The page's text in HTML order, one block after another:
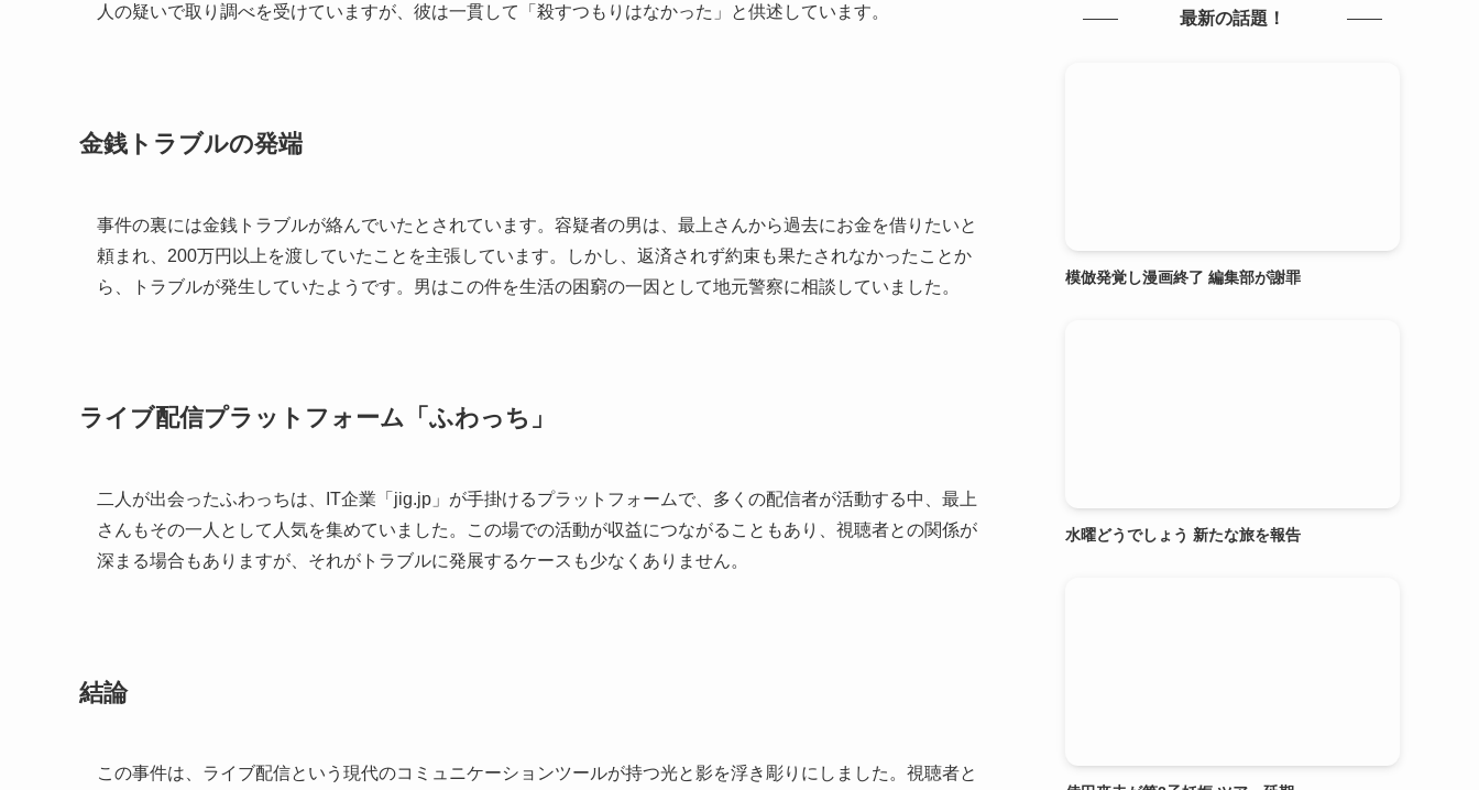
人の疑いで取り調べを受けていますが、彼は一貫して「殺すつもりはなかった」と供述しています。
金銭トラブルの発端
事件の裏には金銭トラブルが絡んでいたとされています。容疑者の男は、最上さんから過去にお金を借りたいと
頼まれ、200万円以上を渡していたことを主張しています。しかし、返済されず約束も果たされなかったことか
ら、トラブルが発生していたようです。男はこの件を生活の困窮の一因として地元警察に相談していました。
ライブ配信プラットフォーム「ふわっち」
二人が出会ったふわっちは、IT企業「jig.jp」が手掛けるプラットフォームで、多くの配信者が活動する中、最上
さんもその一人として人気を集めていました。この場での活動が収益につながることもあり、視聴者との関係が
深まる場合もありますが、それがトラブルに発展するケースも少なくありません。
結論
この事件は、ライブ配信という現代のコミュニケーションツールが持つ光と影を浮き彫りにしました。視聴者と
最新の話題！
模倣発覚し漫画終了 編集部が謝罪
水曜どうでしょう 新たな旅を報告